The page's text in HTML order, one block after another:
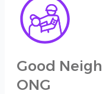
Good
ONG